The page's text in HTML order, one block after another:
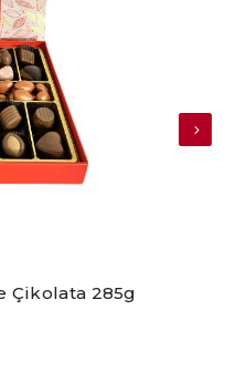
Çikolata 285g